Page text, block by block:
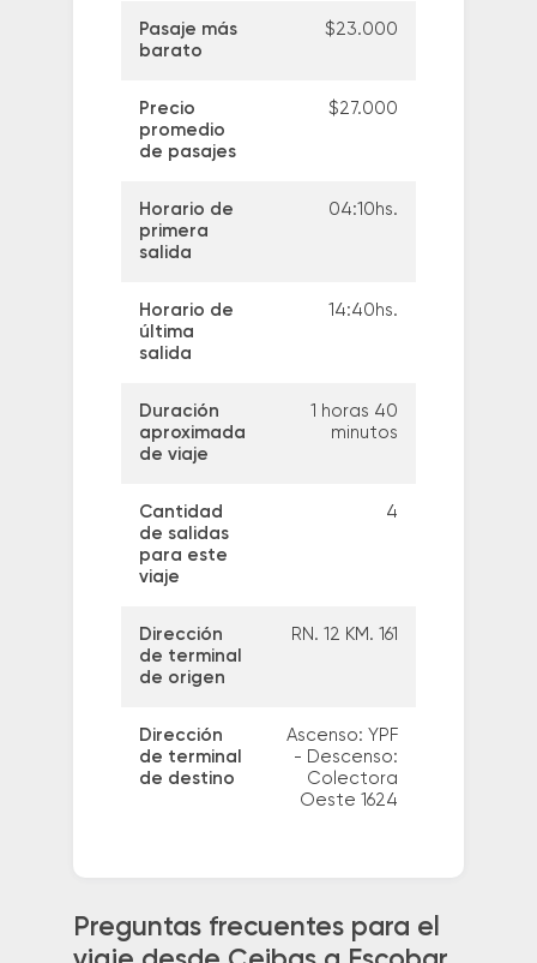
Pasaje más
barato
$23.000
Precio
promedio
de pasajes
$27.000
Horario de
primera
salida
04:10hs.
Horario de
última
salida
14:40hs.
Duración
aproximada
de viaje
1 horas 40
minutos
Cantidad
de salidas
para este
viaje
4
Dirección
de terminal
de origen
RN. 12 KM. 161
Dirección
de terminal
de destino
Ascenso: YPF
- Descenso:
Colectora
Oeste 1624
Preguntas frecuentes para el